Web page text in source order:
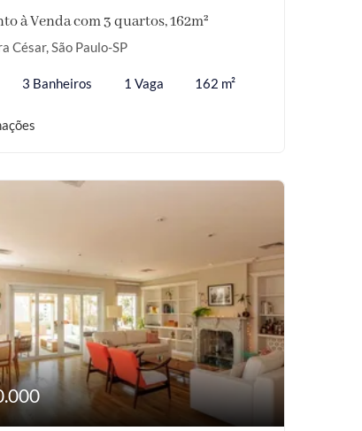
à Venda com 3 quartos, 162m²
César, São Paulo-SP
3 Banheiros 1 Vaga 162 m²